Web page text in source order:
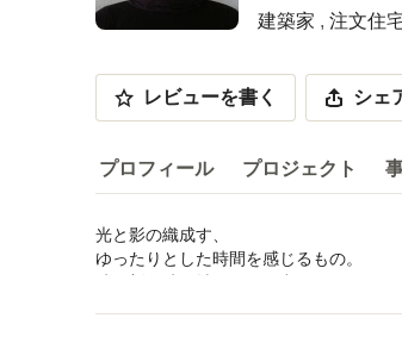
建築家 , 注文住
レビューを書く シェ
プロフィール プロジェクト
プロフィール
光と影の織成す、
ゆったりとした時間を感じるもの。